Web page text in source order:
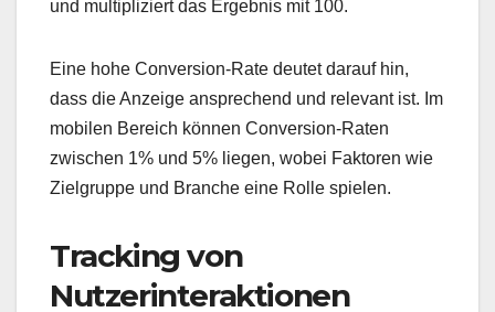
und multipliziert das Ergebnis mit 100.
Eine hohe Conversion-Rate deutet darauf hin,
dass die Anzeige ansprechend und relevant ist. Im
mobilen Bereich können Conversion-Raten
zwischen 1% und 5% liegen, wobei Faktoren wie
Zielgruppe und Branche eine Rolle spielen.
Tracking von
Nutzerinteraktionen